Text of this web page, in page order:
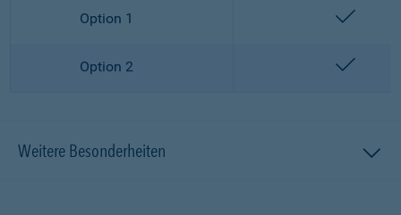
Option 1
Option 2
Weitere Besonderheiten